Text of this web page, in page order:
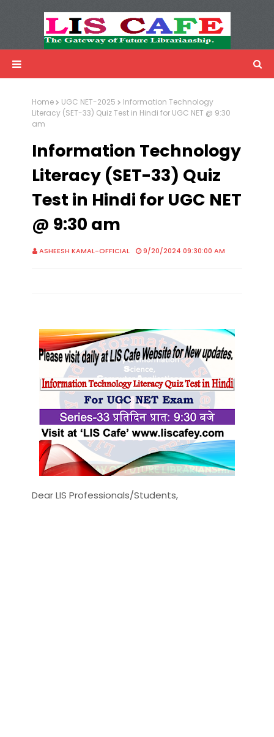
Advertisemnet
Home UGC NET-2025
Information Technology
Literacy (SET-33) Quiz Test in Hindi for UGC NET @ 9:30
am
Information Technology
Literacy (SET-33) Quiz
Test in Hindi for UGC NET
@ 9:30 am
ASHEESH KAMAL-OFFICIAL 9/20/2024 09:30:00 AM
Dear LIS Professionals/Students,